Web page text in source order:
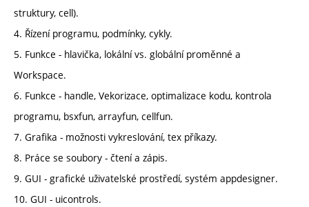
struktury, cell).
4. Řízení programu, podmínky, cykly.
5. Funkce - hlavička, lokální vs. globální proměnné a
Workspace.
6. Funkce - handle, Vekorizace, optimalizace kodu, kontrola
programu, bsxfun, arrayfun, cellfun.
7. Grafika - možnosti vykreslování, tex příkazy.
8. Práce se soubory - čtení a zápis.
9. GUI - grafické uživatelské prostředí, systém appdesigner.
10. GUI - uicontrols.